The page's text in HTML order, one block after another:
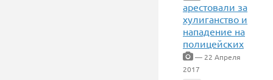
арестовали за
хулиганство и
нападение на
полицейских
— 22 Апреля
2017